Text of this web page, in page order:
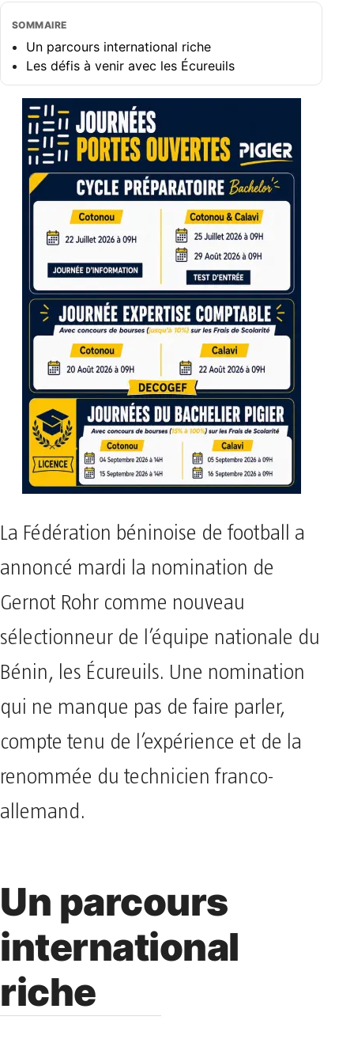
SOMMAIRE
Un parcours international riche
Les défis à venir avec les Écureuils
La Fédération béninoise de football a
annoncé mardi la nomination de
Gernot Rohr comme nouveau
sélectionneur de l’équipe nationale du
Bénin, les Écureuils. Une nomination
qui ne manque pas de faire parler,
compte tenu de l’expérience et de la
renommée du technicien franco-
allemand.
Un parcours
international
riche